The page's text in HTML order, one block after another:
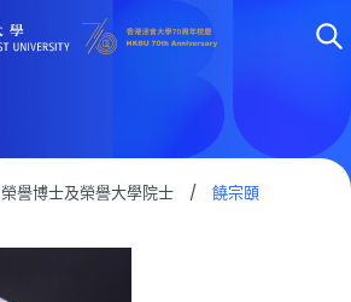
榮譽博士及榮譽大學院士 / 饒宗頤